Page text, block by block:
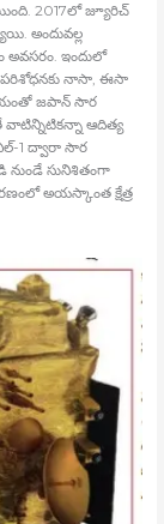
2017లో జ్యూరిచ్‍
అందువల్ల
అవసరం. ఇందులో
పరిశోధనకు నాసా, ఈసా
జపాన్‍ సౌర
వాటిన్నిటికన్నా ఆదిత్య
1 ద్వారా సౌర
నుండే సునిశితంగా
అయస్కాంత క్షేత్ర